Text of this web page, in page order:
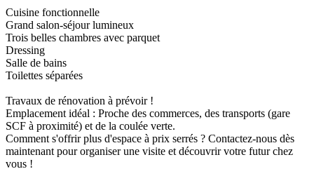
Cuisine fonctionnelle
Grand salon-séjour lumineux
Trois belles chambres avec parquet
Dressing
Salle de bains
Toilettes séparées
Travaux de rénovation à prévoir !
Emplacement idéal : Proche des commerces, des transports (gare
SCF à proximité) et de la coulée verte.
Comment s'offrir plus d'espace à prix serrés ? Contactez-nous dès
maintenant pour organiser une visite et découvrir votre futur chez
vous !